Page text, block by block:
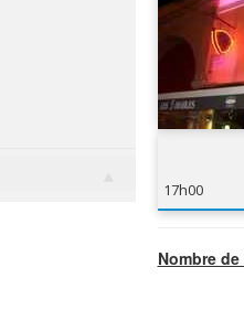
17h00
Nombre